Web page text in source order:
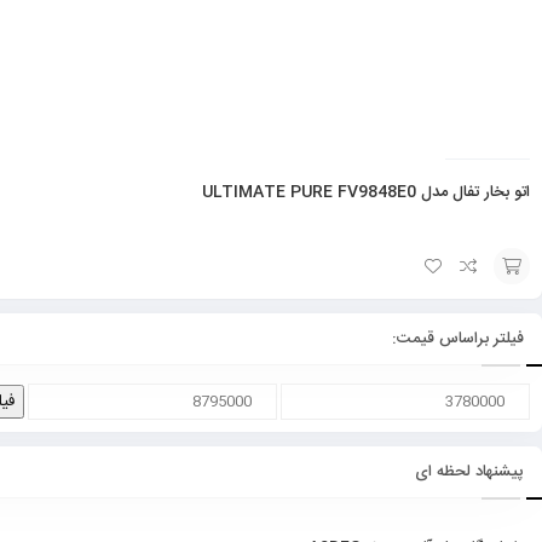
اتو بخار تفال مدل ULTIMATE PURE FV9848E0
گزینه
فیلتر براساس قیمت:
پیشنهاد لحظه ای